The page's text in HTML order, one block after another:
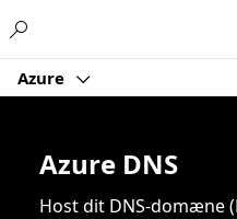
Azure
Azure DNS
Host dit DNS-domæne